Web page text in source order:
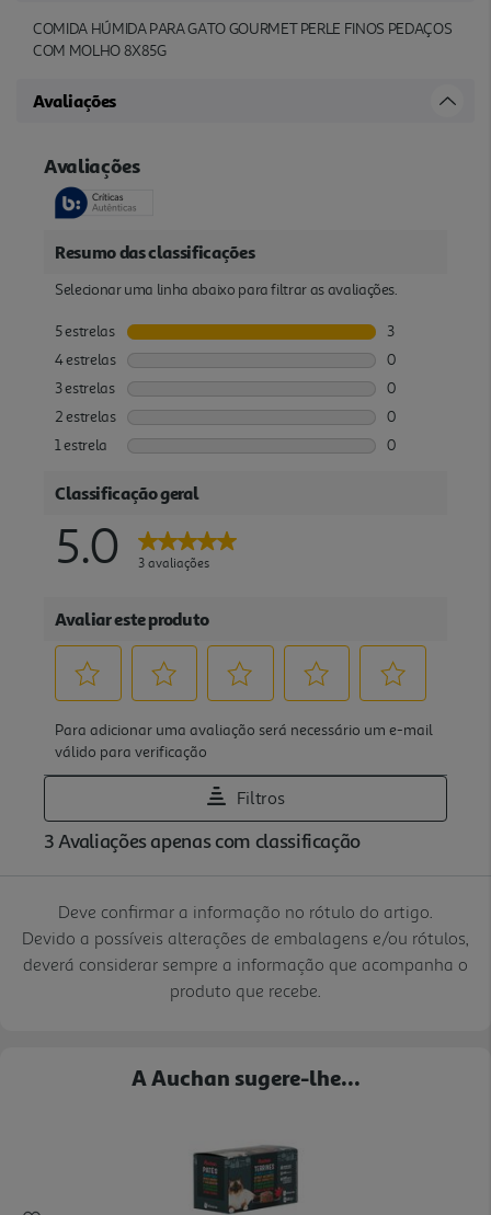
COMIDA HÚMIDA PARA GATO GOURMET PERLE FINOS PEDAÇOS
COM MOLHO 8X85G
Avaliações
Deve confirmar a informação no rótulo do artigo.
Devido a possíveis alterações de embalagens e/ou rótulos,
deverá considerar sempre a informação que acompanha o
produto que recebe.
A Auchan sugere-lhe...